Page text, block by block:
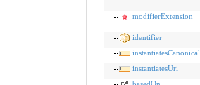
modifierExtension
identifier
instantiatesCanonical
instantiatesUri
basedOn